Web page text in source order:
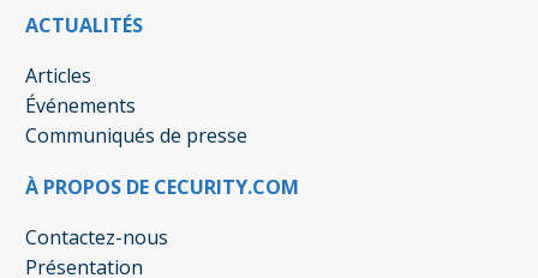
ACTUALITÉS
Articles
Événements
Communiqués de presse
À PROPOS DE CECURITY.COM
Contactez-nous
Présentation